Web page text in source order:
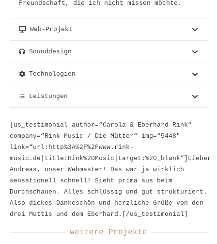
Freundschaft, die ich nicht missen möchte.
Web-Projekt
Sounddesign
Technologien
format_list_bulleted Leistungen
[us_testimonial author=“Carola & Eberhard Rink“
company=“Rink Music / Die Mütter“ img=“5448″
link=“url:http%3A%2F%2Fwww.rink-
music.de|title:Rink%20Music|target:%20_blank“]Lieber
Andreas, unser Webmaster! Das war ja wirklich
sensationell schnell! Sieht prima aus beim
Durchschauen. Alles schlüssig und gut strukturiert.
Also dickes Dankeschön und herzliche Grüße von den
drei Muttis und dem Eberhard.[/us_testimonial]
weitere Projekte